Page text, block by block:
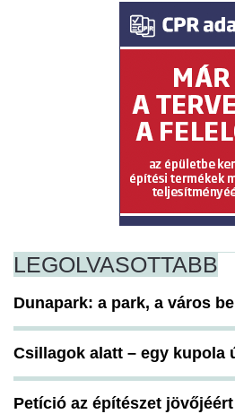
LEGOLVASOTTABB
Dunapark: a park, a város
Csillagok alatt – egy kupola
Petíció az építészet jövőjéért